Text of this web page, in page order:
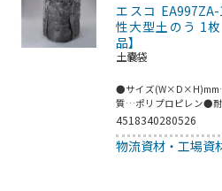
エスコ
性大型土のう 1
品】
土嚢袋
●サイズ
質…ポリプロピレン●
20kN(約2t)●UV加工●
得品●紫外線を吸収し
4518340280526
物流資材・工場資